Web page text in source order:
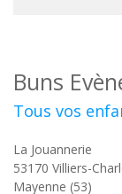
Buns
Tous vos
La Jouannerie
53170 Villiers-
Mayenne (53)